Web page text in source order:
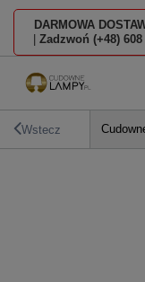
DARMOWA
Zadzwoń (+48) 608
Wstecz